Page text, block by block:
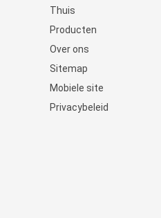
Thuis
Producten
Over ons
Sitemap
Mobiele site
Privacybeleid